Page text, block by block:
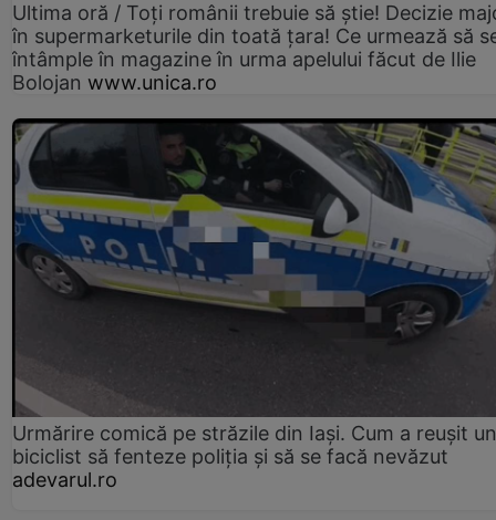
Ultima oră / Toți românii trebuie să știe! Decizie
în supermarketurile din toată țara! Ce urmează să
întâmple în magazine în urma apelului făcut de Ilie
Bolojan www.unica.ro
Urmărire comică pe străzile din Iași. Cum a reușit un
biciclist să fenteze poliția și să se facă nevăzut
adevarul.ro